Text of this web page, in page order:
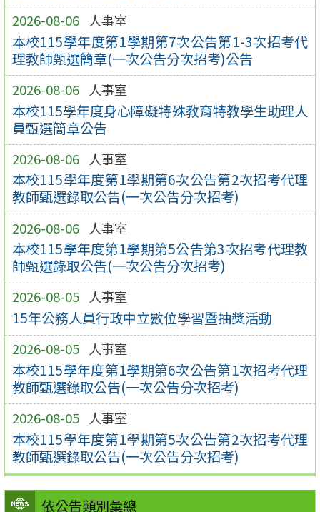
2026-08-06 人事室
本校115學年度第1學期第7次公告第1-3次招考代
理教師甄選簡章(一次公告分次招考)公告
2026-08-06 人事室
本校115學年度身心障礙特殊教育特教學生助理人
員甄選簡章公告
2026-08-06 人事室
本校115學年度第1學期第6次公告第2次招考代理
教師甄選錄取公告(一次公告分次招考)
2026-08-06 人事室
本校115學年度第1學期第5公告第3次招考代理教
師甄選錄取公告(一次公告分次招考)
2026-08-05 人事室
15年公務人員行政中立數位學習暨抽獎活動
2026-08-05 人事室
本校115學年度第1學期第6次公告第1次招考代理
教師甄選錄取公告(一次公告分次招考)
2026-08-05 人事室
本校115學年度第1學期第5次公告第2次招考代理
教師甄選錄取公告(一次公告分次招考)
依公告類別彙總